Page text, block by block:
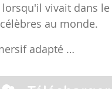
vivait dans
au monde.
adapté …